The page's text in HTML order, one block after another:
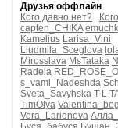
Друзья оффлайн
Кого давно нет?
capten_CHIKA
Kamelius Larisa_Vini
Liudmila_Sceglova
Mirosslava MsTataka
Radeia
s_vami_Nadeshda
Sveta_Savyhska T-L
TimOlya
Vera_Larionova